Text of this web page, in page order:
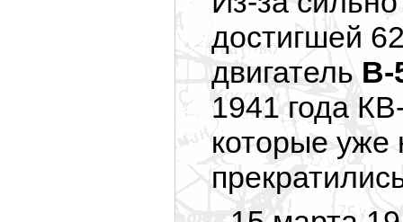
достигшей
двигатель В-
1941 года
которые